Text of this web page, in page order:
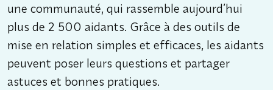
une communauté, qui rassemble aujourd’hui
plus de 2 500 aidants. Grâce à des outils de
mise en relation simples et efficaces, les aidants
peuvent poser leurs questions et partager
astuces et bonnes pratiques.